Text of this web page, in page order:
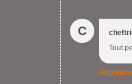
C
Tout
Répondre